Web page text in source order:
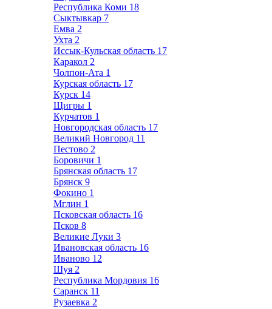
Республика Коми 18
Сыктывкар 7
Емва 2
Ухта 2
Иссык-Кульская область 17
Каракол 2
Чолпон-Ата 1
Курская область 17
Курск 14
Щигры 1
Курчатов 1
Новгородская область 17
Великий Новгород 11
Пестово 2
Боровичи 1
Брянская область 17
Брянск 9
Фокино 1
Мглин 1
Псковская область 16
Псков 8
Великие Луки 3
Ивановская область 16
Иваново 12
Шуя 2
Республика Мордовия 16
Саранск 11
Рузаевка 2